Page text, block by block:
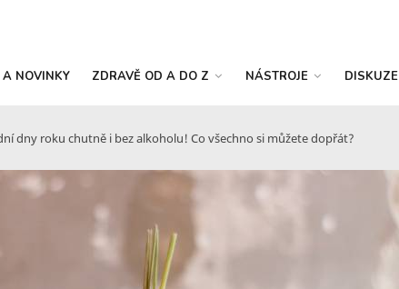
NOVINKY ZDRAVĚ OD A DO Z NÁSTROJE DISKUZE
dny roku chutně i bez alkoholu! Co všechno si můžete dopřát?